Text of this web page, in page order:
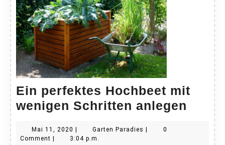
Ein perfektes Hochbeet mit
wenigen Schritten anlegen
Mai 11, 2020 Mai
11,
| Garten Paradies Garten
|
0
Comment | 3:04 p.m.